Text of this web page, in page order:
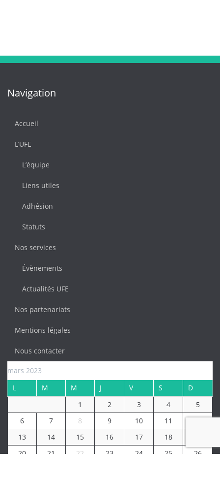
Navigation
Accueil
L’UFE
L’équipe
Liens utiles
Adhésion
Statuts
Nos services
Évènements
Actualités UFE
Nos partenariats
Mentions légales
Nous contacter
mars 2023
L
M M J V S
D
1
2 3 4
5
6
7 8 9 10 11
12
13
14 15 16 17 18
20
21 22 23 24 25
26